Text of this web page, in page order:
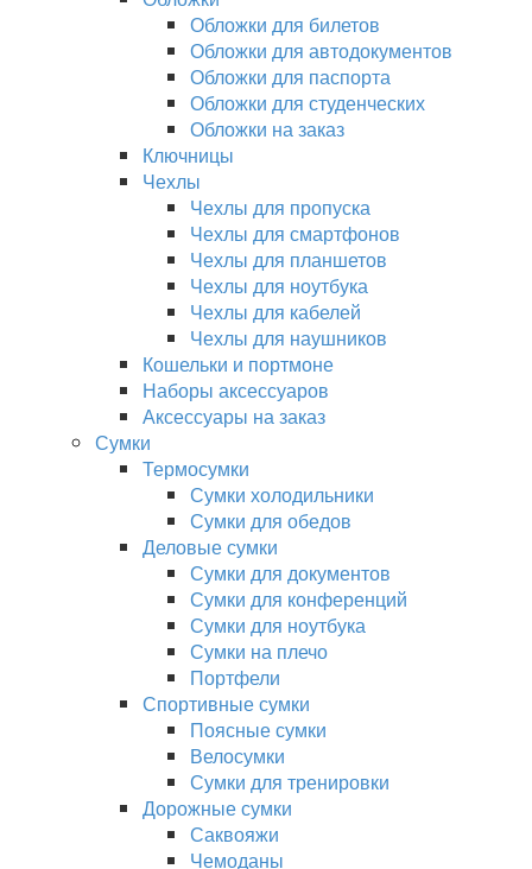
Обложки для билетов
Обложки для автодокументов
Обложки для паспорта
Обложки для студенческих
Обложки на заказ
Ключницы
Чехлы
Чехлы для пропуска
Чехлы для смартфонов
Чехлы для планшетов
Чехлы для ноутбука
Чехлы для кабелей
Чехлы для наушников
Кошельки и портмоне
Наборы аксессуаров
Аксессуары на заказ
Сумки
Термосумки
Сумки холодильники
Сумки для обедов
Деловые сумки
Сумки для документов
Сумки для конференций
Сумки для ноутбука
Сумки на плечо
Портфели
Спортивные сумки
Поясные сумки
Велосумки
Сумки для тренировки
Дорожные сумки
Саквояжи
Чемоданы